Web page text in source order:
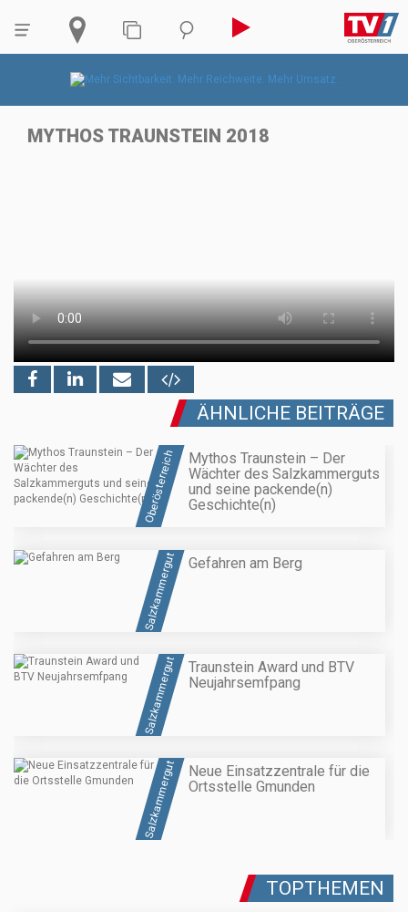
MYTHOS TRAUNSTEIN 2018
ÄHNLICHE BEITRÄGE
Oberösterreich
Mythos Traunstein – Der
Wächter des Salzkammerguts
und seine packende(n)
Geschichte(n)
Salzkammergut Gefahren am Berg
Salzkammergut
Traunstein Award und BTV
Neujahrsemfpang
Salzkammergut
Neue Einsatzzentrale für die
Ortsstelle Gmunden
TOPTHEMEN